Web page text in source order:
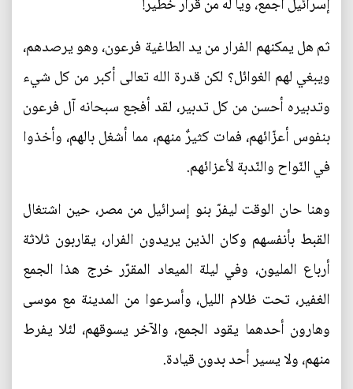
ثم هل يمكنهم الفرار من يد الطاغية فرعون، وهو يرصدهم،
ويبغي لهم الغوائل؟ لكن قدرة الله تعالى أكبر من كل شيء
وتدبيره أحسن من كل تدبير، لقد أفجع سبحانه آل فرعون
بنفوس أعزّائهم، فمات كثيرٌ منهم، مما أشغل بالهم، وأخذوا
في النّواح والنّدبة لأعزائهم.
وهنا حان الوقت ليفرّ بنو إسرائيل من مصر، حين اشتغال
القبط بأنفسهم وكان الذين يريدون الفرار، يقاربون ثلاثة
أرباع المليون، وفي ليلة الميعاد المقرّر خرج هذا الجمع
الغفير، تحت ظلام الليل، وأسرعوا من المدينة مع موسى
وهارون أحدهما يقود الجمع، والآخر يسوقهم، لئلا يفرط
منهم، ولا يسير أحد بدون قيادة.